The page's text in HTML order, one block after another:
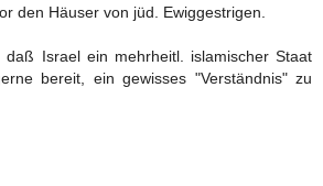
den Häuser von jüd. Ewiggestrigen.
daß Israel ein mehrheitl. islamischer Staat
bereit, ein gewisses "Verständnis" zu